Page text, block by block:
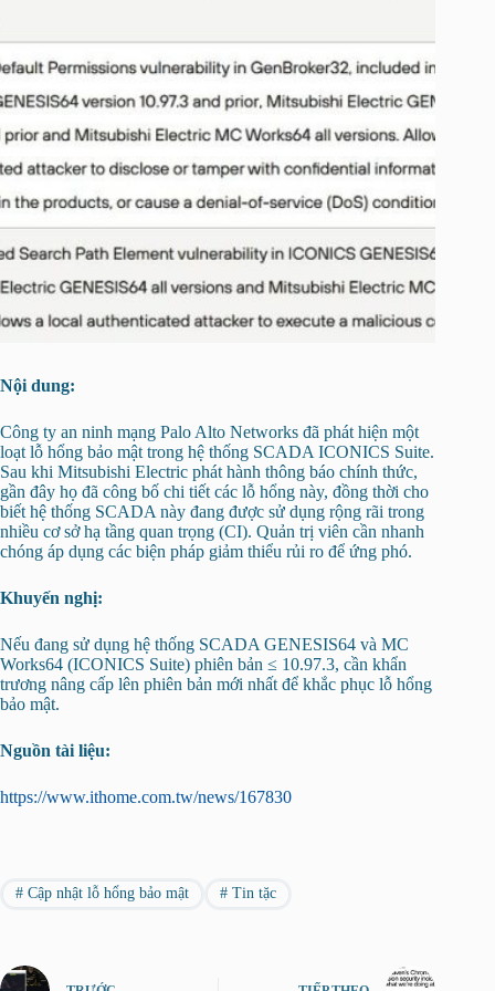
Nội dung:
Công ty an ninh mạng Palo Alto Networks đã phát hiện một
loạt lỗ hổng bảo mật trong hệ thống SCADA ICONICS Suite.
Sau khi Mitsubishi Electric phát hành thông báo chính thức,
gần đây họ đã công bố chi tiết các lỗ hổng này, đồng thời cho
biết hệ thống SCADA này đang được sử dụng rộng rãi trong
nhiều cơ sở hạ tầng quan trọng (CI). Quản trị viên cần nhanh
chóng áp dụng các biện pháp giảm thiểu rủi ro để ứng phó.
Khuyến nghị:
Nếu đang sử dụng hệ thống SCADA GENESIS64 và MC
Works64 (ICONICS Suite) phiên bản ≤ 10.97.3, cần khẩn
trương nâng cấp lên phiên bản mới nhất để khắc phục lỗ hổng
bảo mật.
Nguồn tài liệu:
https://www.ithome.com.tw/news/167830
#Cập nhật lỗ hổng bảo mật #Tin tặc